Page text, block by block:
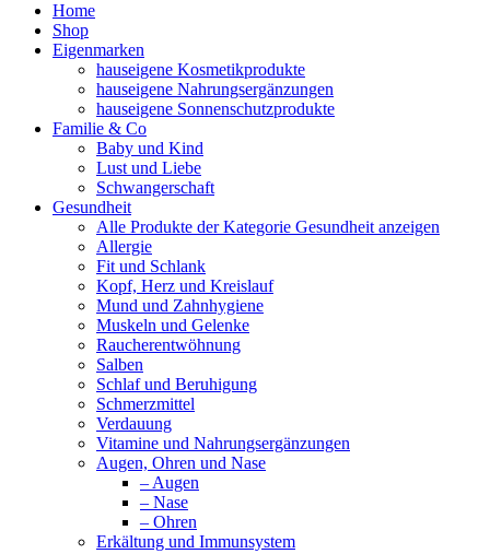
Home
Shop
Eigenmarken
hauseigene Kosmetikprodukte
hauseigene Nahrungsergänzungen
hauseigene Sonnenschutzprodukte
Familie & Co
Baby und Kind
Lust und Liebe
Schwangerschaft
Gesundheit
Alle Produkte der Kategorie Gesundheit anzeigen
Allergie
Fit und Schlank
Kopf, Herz und Kreislauf
Mund und Zahnhygiene
Muskeln und Gelenke
Raucherentwöhnung
Salben
Schlaf und Beruhigung
Schmerzmittel
Verdauung
Vitamine und Nahrungsergänzungen
Augen, Ohren und Nase
– Augen
– Nase
– Ohren
Erkältung und Immunsystem